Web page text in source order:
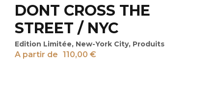
DONT CROSS THE
STREET / NYC
Edition Limitée, New-York City, Produits
A partir de 110,00 €